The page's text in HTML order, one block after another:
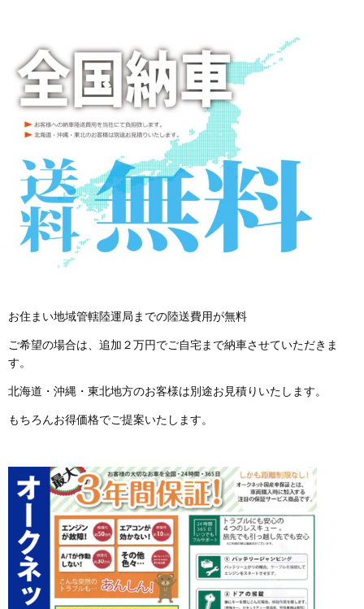
お住まい地域管轄陸運局までの陸送費用が無料
ご希望の場合は、追加２万円でご自宅まで納車させていただきま
す。
北海道・沖縄・東北地方のお客様は別途お見積りいたします。
もちろんお得価格でご提案いたします。